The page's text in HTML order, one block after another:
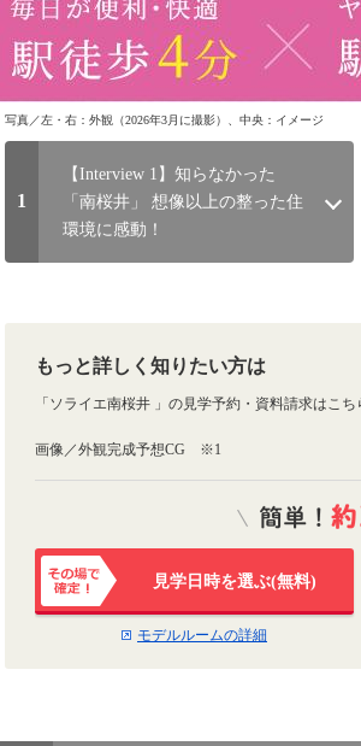
写真／左・右：外観（2026年3月に撮影）、中央：イメージ
1
【Interview 1】知らなかった
「南桜井」 想像以上の整った住
環境に感動！
もっと詳しく知りたい方は
「ソライエ南桜井 」の見学予約・資料請求はこち
画像／外観完成予想CG ※1
その場で確
見学日時を選ぶ(無料)
モデルルームの詳細